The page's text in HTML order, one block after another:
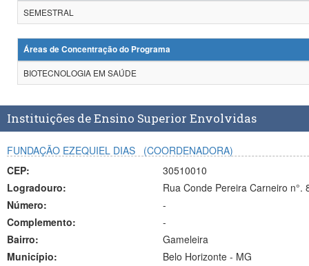
SEMESTRAL
Áreas de Concentração do Programa
BIOTECNOLOGIA EM SAÚDE
Instituições de Ensino Superior Envolvidas
FUNDAÇÃO EZEQUIEL DIAS
(COORDENADORA)
CEP:
30510010
Logradouro:
Rua Conde Pereira Carneiro n°.
Número:
-
Complemento:
-
Bairro:
Gameleira
Município:
Belo Horizonte - MG